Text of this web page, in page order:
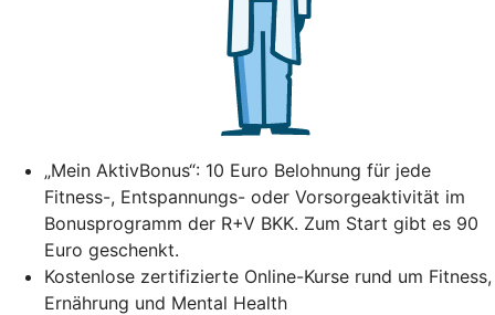
„Mein AktivBonus“: 10 Euro Belohnung für jede
Fitness-, Entspannungs- oder Vorsorgeaktivität im
Bonusprogramm der R+V BKK. Zum Start gibt es 90
Euro geschenkt.
Kostenlose zertifizierte Online-Kurse rund um Fitness,
Ernährung und Mental Health